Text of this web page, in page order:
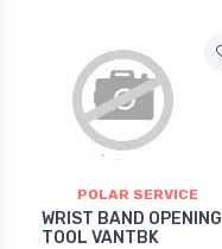
POLAR SERVICE
WRIST BAND OPENING
TOOL VANTBK